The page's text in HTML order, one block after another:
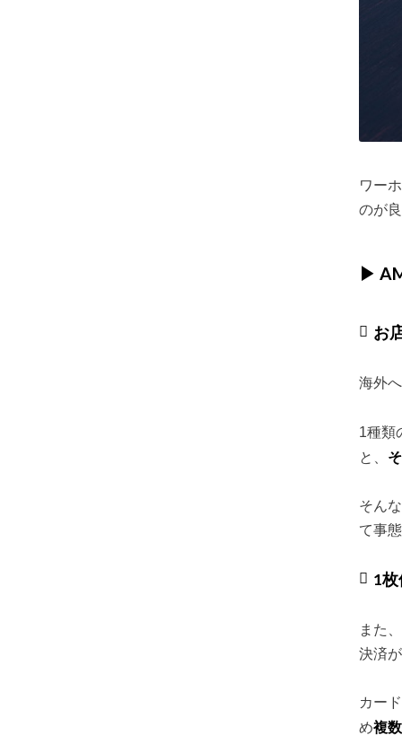
ワー
のが
▶︎
お
海外
1種類
と、
そん
て事
1
また
決済
カー
め複